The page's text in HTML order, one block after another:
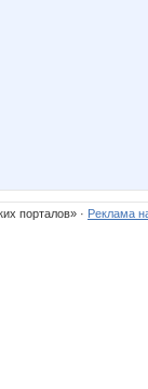
порталов» · Реклама